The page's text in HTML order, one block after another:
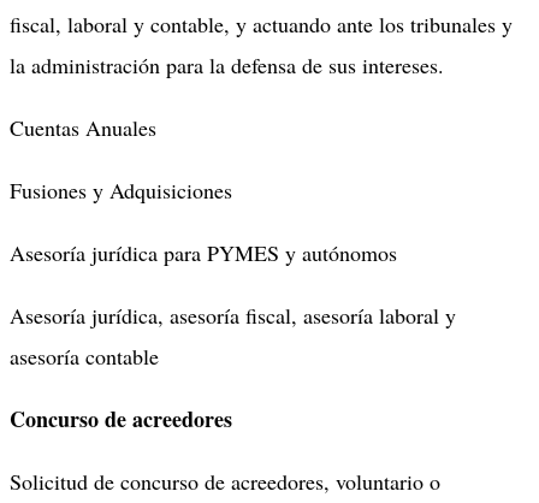
fiscal, laboral y contable, y actuando ante los tribunales y
la administración para la defensa de sus intereses.
Cuentas Anuales
Fusiones y Adquisiciones
Asesoría jurídica para PYMES y autónomos
Asesoría jurídica, asesoría fiscal, asesoría laboral y
asesoría contable
Concurso de acreedores
Solicitud de concurso de acreedores, voluntario o